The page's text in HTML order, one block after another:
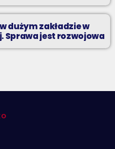
dużym zakładzie w
Sprawa jest rozwojowa